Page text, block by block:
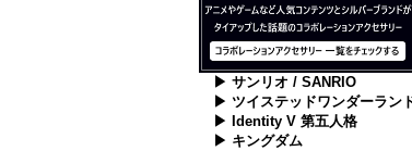
▶ サンリオ / SANRIO
▶ ツイステッドワンダーラン
▶ Identity V 第五人格
▶ キングダム